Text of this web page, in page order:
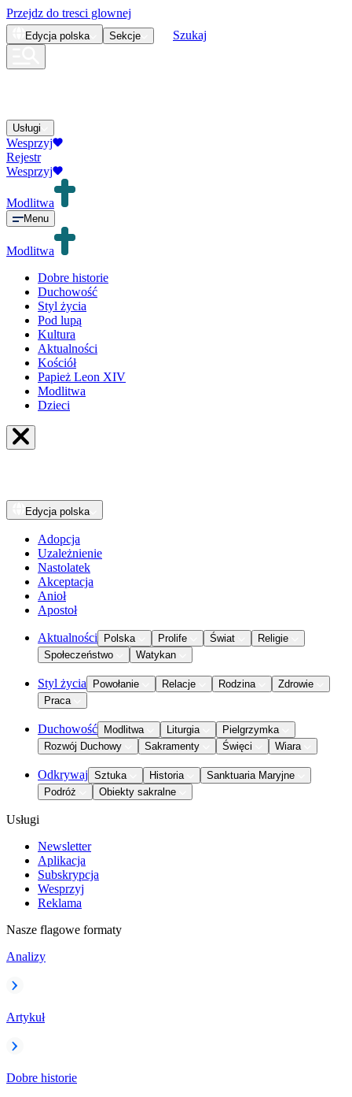
Przejdz do tresci glownej
Edycja polska Sekcje Szukaj
Usługi
Wesprzyj
Rejestr
Wesprzyj
Modlitwa
Menu
Modlitwa
Dobre historie
Duchowość
Styl życia
Pod lupą
Kultura
Aktualności
Kościół
Papież Leon XIV
Modlitwa
Dzieci
Edycja polska
Adopcja
Uzależnienie
Nastolatek
Akceptacja
Anioł
Apostoł
Aktualności Polska Prolife Świat
Religie
Społeczeństwo
Watykan
Styl życia Powołanie Relacje Rodzina
Zdrowie
Praca
Duchowość Modlitwa Liturgia
Pielgrzymka
Rozwój Duchowy
Sakramenty Święci Wiara
Odkrywaj Sztuka Historia
Sanktuaria Maryjne
Podróż
Obiekty sakralne
Usługi
Newsletter
Aplikacja
Subskrypcja
Wesprzyj
Reklama
Nasze flagowe formaty
Analizy
Artykuł
Dobre historie